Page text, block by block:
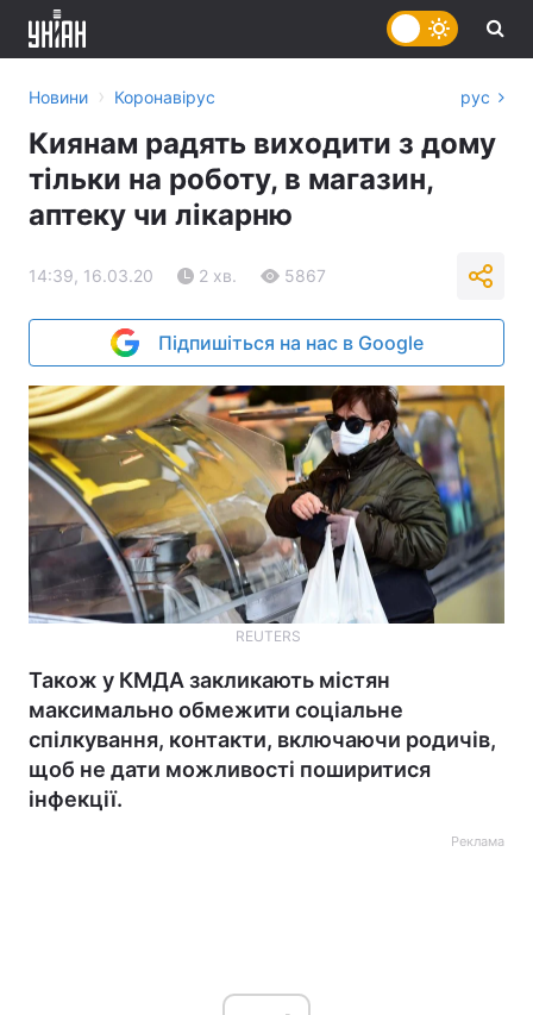
Новини › Коронавірус рус
Киянам радять виходити з дому
тільки на роботу, в магазин,
аптеку чи лікарню
14:39, 16.03.20 2 хв. 5867
Підпишіться на нас в Google
REUTERS
Також у КМДА закликають містян
максимально обмежити соціальне
спілкування, контакти, включаючи родичів,
щоб не дати можливості поширитися
інфекції.
Реклама